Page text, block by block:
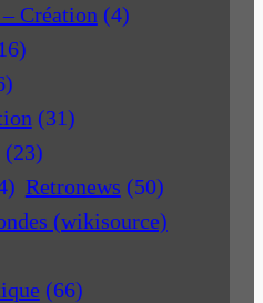
Création (4)
(31)
(23)
Retronews (50)
(wikisource)
(66)